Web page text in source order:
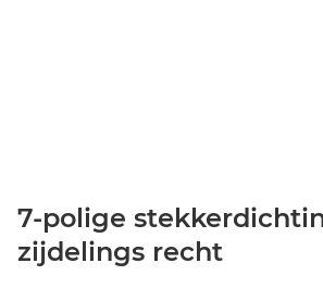
7-polige
zijdelings recht